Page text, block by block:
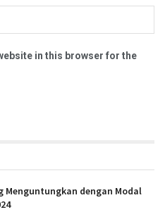
in this browser for the
Menguntungkan dengan Modal